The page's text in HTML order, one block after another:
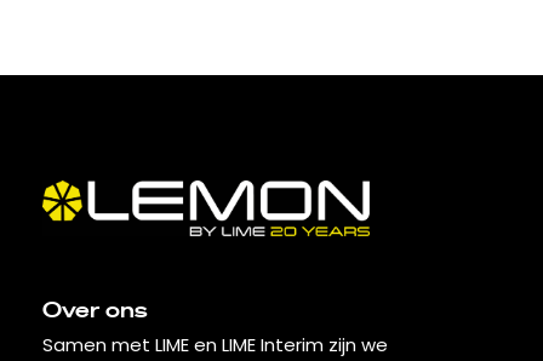
Over ons
Samen met LIME en LIME Interim zijn we